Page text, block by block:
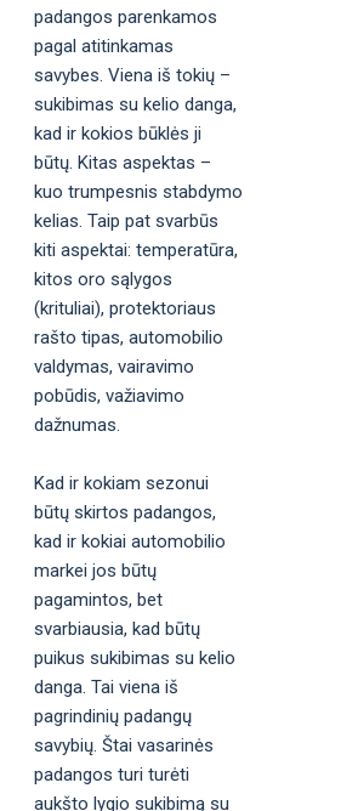
padangos parenkamos
pagal atitinkamas
savybes. Viena iš tokių –
sukibimas su kelio danga,
kad ir kokios būklės ji
būtų. Kitas aspektas –
kuo trumpesnis stabdymo
kelias. Taip pat svarbūs
kiti aspektai: temperatūra,
kitos oro sąlygos
(krituliai), protektoriaus
rašto tipas, automobilio
valdymas, vairavimo
pobūdis, važiavimo
dažnumas.
Kad ir kokiam sezonui
būtų skirtos padangos,
kad ir kokiai automobilio
markei jos būtų
pagamintos, bet
svarbiausia, kad būtų
puikus sukibimas su kelio
danga. Tai viena iš
pagrindinių padangų
savybių. Štai vasarinės
padangos turi turėti
aukšto lygio sukibimą su